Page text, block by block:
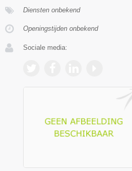
Diensten onbekend
Openingstijden onbekend
Sociale media: